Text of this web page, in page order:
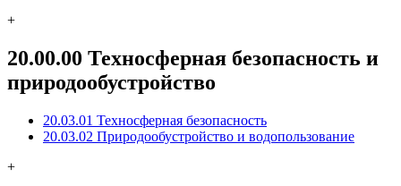
+
20.00.00 Техносферная безопасность и
природообустройство
20.03.01 Техносферная безопасность
20.03.02 Природообустройство и водопользование
+